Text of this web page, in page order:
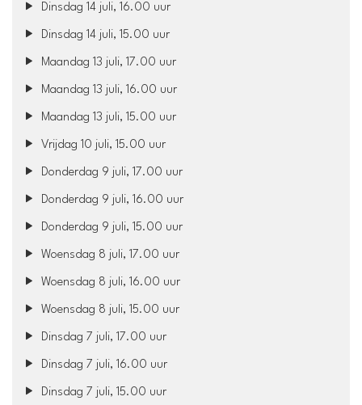
Dinsdag 14 juli, 16.00 uur
Dinsdag 14 juli, 15.00 uur
Maandag 13 juli, 17.00 uur
Maandag 13 juli, 16.00 uur
Maandag 13 juli, 15.00 uur
Vrijdag 10 juli, 15.00 uur
Donderdag 9 juli, 17.00 uur
Donderdag 9 juli, 16.00 uur
Donderdag 9 juli, 15.00 uur
Woensdag 8 juli, 17.00 uur
Woensdag 8 juli, 16.00 uur
Woensdag 8 juli, 15.00 uur
Dinsdag 7 juli, 17.00 uur
Dinsdag 7 juli, 16.00 uur
Dinsdag 7 juli, 15.00 uur